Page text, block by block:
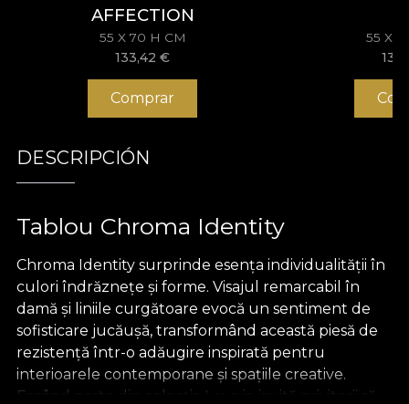
AFFECTION
55 X 70 H CM
133,42€
Comprar
55 X
DESCRIPCIÓN
Tablou Chroma Identity
Chroma Identity surprinde esența individualității în
culori îndrăznețe și forme. Visajul remarcabil în
damă și liniile curgătoare evocă un sentiment de
sofisticare jucăușă, transformând această piesă de
rezistență într-o adăugire inspirată pentru
interioarele contemporane și spațiile creative.
Facând parte din colecția Love is, invită privitorii să